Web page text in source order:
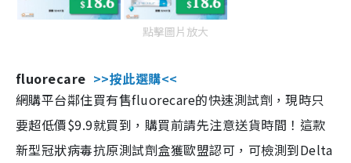
點擊圖片放大
fluorecare >>按此選購<<
網購平台鄰住買有售fluorecare的快速測試劑，現時只
要超低價$9.9就買到，購買前請先注意送貨時間！這款
新型冠狀病毒抗原測試劑盒獲歐盟認可，可檢測到Delta